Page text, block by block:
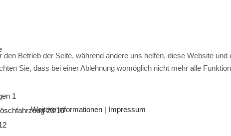
1
20/16
Betrieb der Seite, während andere uns helfen, diese Website
Sie, dass bei einer Ablehnung womöglich nicht mehr alle
Weitere Informationen | Impressum